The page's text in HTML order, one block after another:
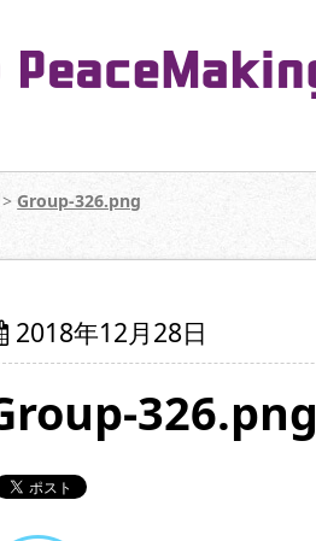
>Group-326.png
2018年12月28日
326.png